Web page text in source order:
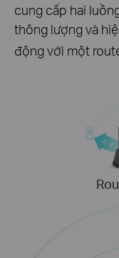
cung cấp hai
thông lượng và
động với một